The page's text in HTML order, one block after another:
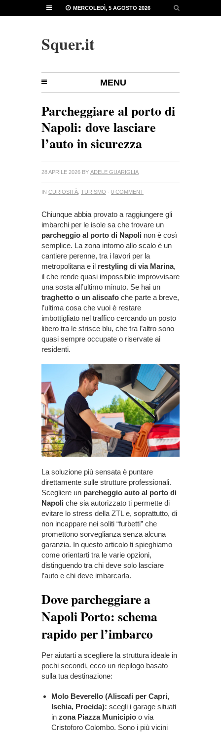
MERCOLEDÌ, 5 AGOSTO 2026
Squer.it
MENU
Parcheggiare al porto di
Napoli: dove lasciare
l’auto in sicurezza
28 APRILE 2026 BY ADELE GUARIGLIA
IN CURIOSITÀ TURISMO · 0 COMMENT
Chiunque abbia provato a raggiungere gli
imbarchi per le isole sa che trovare un
parcheggio al porto di Napoli non è così
semplice. La zona intorno allo scalo è un
cantiere perenne, tra i lavori per la
metropolitana e il restyling di via Marina,
il che rende quasi impossibile improvvisare
una sosta all’ultimo minuto. Se hai un
traghetto o un aliscafo che parte a breve,
l’ultima cosa che vuoi è restare
imbottigliato nel traffico cercando un posto
libero tra le strisce blu, che tra l’altro sono
quasi sempre occupate o riservate ai
residenti.
La soluzione più sensata è puntare
direttamente sulle strutture professionali.
Scegliere un parcheggio auto al porto di
Napoli che sia autorizzato ti permette di
evitare lo stress della ZTL e, soprattutto, di
non incappare nei soliti “furbetti” che
promettono sorveglianza senza alcuna
garanzia. In questo articolo ti spieghiamo
come orientarti tra le varie opzioni,
distinguendo tra chi deve solo lasciare
l’auto e chi deve imbarcarla.
Dove parcheggiare a
Napoli Porto: schema
rapido per l’imbarco
Per aiutarti a scegliere la struttura ideale in
pochi secondi, ecco un riepilogo basato
sulla tua destinazione:
Molo Beverello (Aliscafi per Capri,
Ischia, Procida): scegli i garage situati
in zona Piazza Municipio o via
Cristoforo Colombo. Sono i più vicini